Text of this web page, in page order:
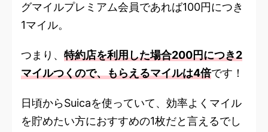
グマイルプレミアム会員であれば100円につき
1マイル。
つまり、 特約店を利用した場合200円につき2
マイルつくので、もらえるマイルは4倍です！
日頃からSuicaを使っていて、効率よくマイル
を貯めたい方におすすめの1枚だと言えるでし